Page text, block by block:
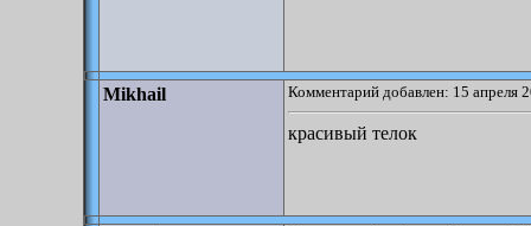
Mikhail Комментарий добавлен: 15 апреля
красивый телок